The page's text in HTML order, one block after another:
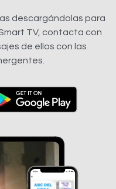
descargándolas para
TV, contacta con
de ellos con las